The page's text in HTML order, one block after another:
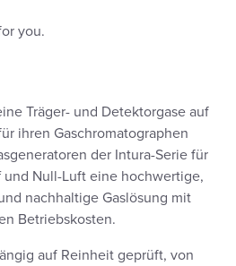
you.
Träger- und Detektorgase auf
ihren Gaschromatographen
der Intura-Serie für
und Null-Luft eine hochwertige,
nachhaltige Gaslösung mit
Betriebskosten.
auf Reinheit geprüft, von